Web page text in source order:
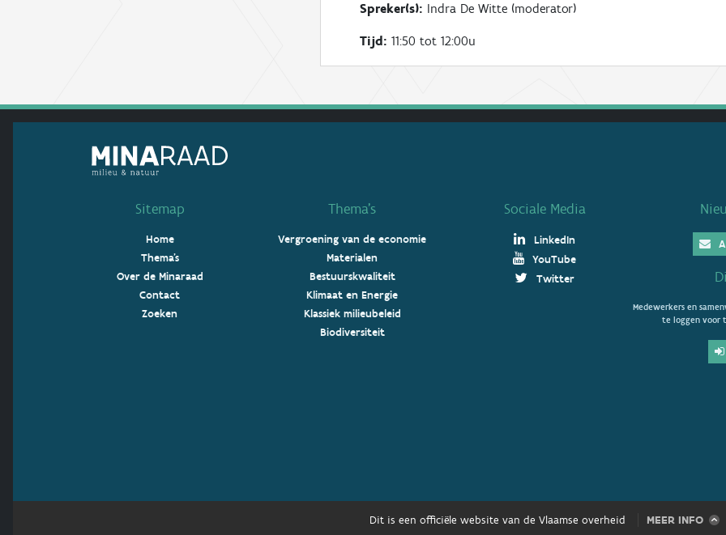
Spreker(s): Indra De Witte (moderator)
Tijd: 11:50 tot 12:00u
Sitemap
Home
Thema's
Over de Minaraad
Contact
Zoeken
Thema’s
Vergroening van de economie
Materialen
Bestuurskwaliteit
Klimaat en Energie
Klassiek milieubeleid
Biodiversiteit
Sociale Media
LinkedIn
YouTube
Twitter
Medewerkers en
te loggen voor
Dit is een officiële website van de Vlaamse overheid MEER INFO